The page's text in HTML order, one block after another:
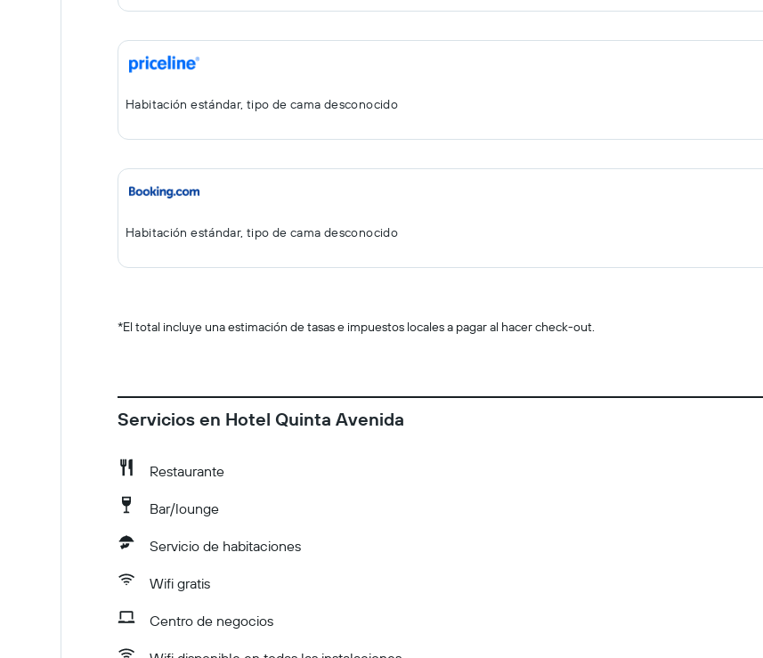
Habitación estándar, tipo de cama desconocido
Habitación estándar, tipo de cama desconocido
*El total incluye una estimación de tasas e impuestos locales a pagar al hacer check-out.
Servicios en Hotel Quinta Avenida
Restaurante
Bar/lounge
Servicio de habitaciones
Wifi gratis
Centro de negocios